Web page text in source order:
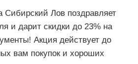
Сибирский Лов поздравляет
и дарит скидки до 23% на
Акция действует до
вам покупок и хороших